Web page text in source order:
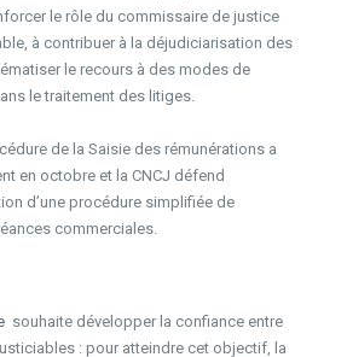
le rôle du commissaire de justice
à contribuer à la déjudiciarisation des
le recours à des modes de
le traitement des litiges.
de la Saisie des rémunérations a
en octobre et la CNCJ défend
d’une procédure simplifiée de
commerciales.
souhaite développer la confiance entre
: pour atteindre cet objectif, la